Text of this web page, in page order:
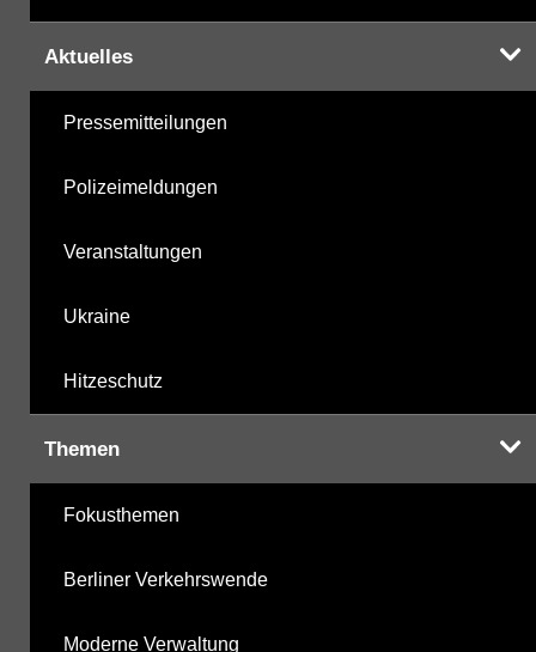
Aktuelles
Pressemitteilungen
Polizeimeldungen
Veranstaltungen
Ukraine
Hitzeschutz
Themen
Fokusthemen
Berliner Verkehrswende
Moderne Verwaltung